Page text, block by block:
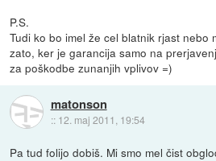
P.S.
Tudi ko bo imel že cel blatnik rjast nebo
zato, ker je garancija samo na
za poškodbe zunanjih vplivov =)
matonson
:: 12. maj 2011, 19:54
Pa tud folijo dobiš. Mi smo mel čist